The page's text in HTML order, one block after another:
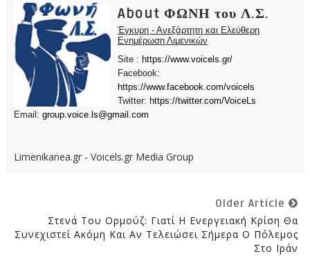
About ΦΩΝΗ του Λ.Σ.
Έγκυρη - Ανεξάρτητη και Ελεύθερη
Ενημέρωση Λιμενικών
Site : https://www.voicels.gr/
Facebook:
https://www.facebook.com/voicels
Twitter: https://twitter.com/VoiceLs
Email: group.voice.ls@gmail.com
Limenikanea.gr - Voicels.gr Media Group
Older Article
Στενά Του Ορμούζ: Γιατί Η Ενεργειακή Κρίση Θα
Συνεχιστεί Ακόμη Και Αν Τελειώσει Σήμερα Ο Πόλεμος
Στο Ιράν